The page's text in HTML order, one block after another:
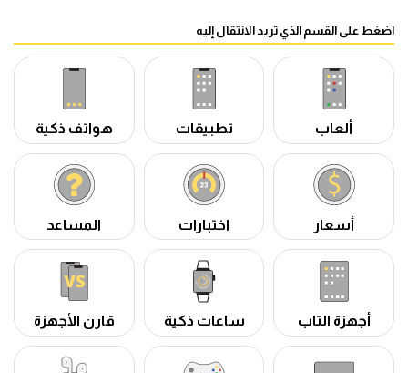
اضغط على القسم الذي تريد الانتقال إليه
ألعاب تطبيقات هواتف ذكية
أسعار اختبارات المساعد
أجهزة التاب ساعات ذكية قارن الأجهزة